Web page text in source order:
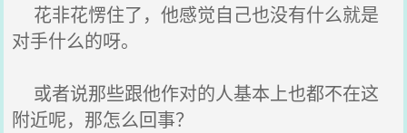
花非花愣住了，他感觉自己也没有什么就是
对手什么的呀。
或者说那些跟他作对的人基本上也都不在这
附近呢，那怎么回事？